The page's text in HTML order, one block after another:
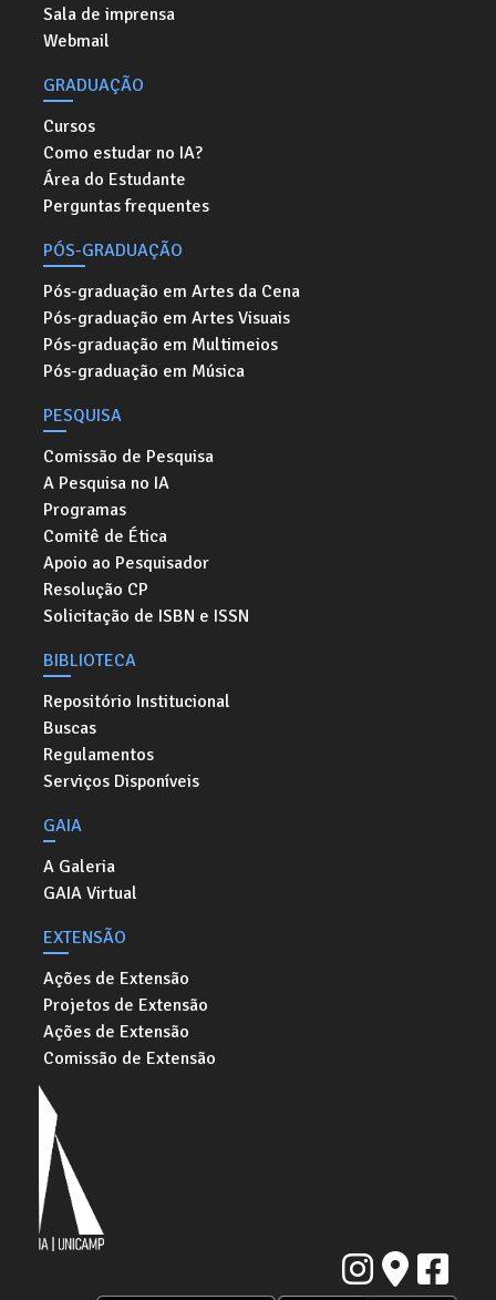
Sala de imprensa
Webmail
GRADUAÇÃO
Cursos
Como estudar no IA?
Área do Estudante
Perguntas frequentes
PÓS-GRADUAÇÃO
Pós-graduação em Artes da Cena
Pós-graduação em Artes Visuais
Pós-graduação em Multimeios
Pós-graduação em Música
PESQUISA
Comissão de Pesquisa
A Pesquisa no IA
Programas
Comitê de Ética
Apoio ao Pesquisador
Resolução CP
Solicitação de ISBN e ISSN
BIBLIOTECA
Repositório Institucional
Buscas
Regulamentos
Serviços Disponíveis
GAIA
A Galeria
GAIA Virtual
EXTENSÃO
Ações de Extensão
Projetos de Extensão
Ações de Extensão
Comissão de Extensão